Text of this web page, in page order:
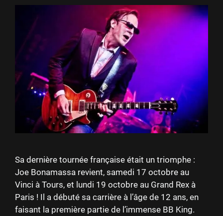
Sa dernière tournée française était un triomphe :
Joe Bonamassa revient, samedi 17 octobre au
Vinci à Tours, et lundi 19 octobre au Grand Rex à
Paris ! Il a débuté sa carrière à l’âge de 12 ans, en
faisant la première partie de l’immense BB King.